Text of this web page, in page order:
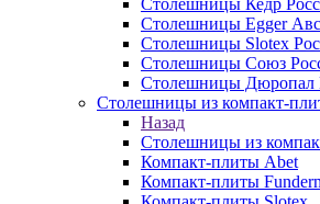
Столешницы Кедр
Столешницы Egger
Столешницы Slotex
Столешницы Союз
Столешницы Дюропал
Столешницы из компакт-
Назад
Столешницы из
Компакт-плиты Abet
Компакт-плиты